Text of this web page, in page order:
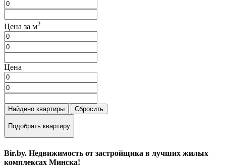
Цена за м2
Цена
Найдено квартиры Сбросить
Подобрать квартиру
Bir.by. Недвижимость от застройщика в лучших жилых
комплексах Минска!